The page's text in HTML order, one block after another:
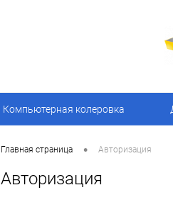
Компьютерная колеровка
Главная страница • Авторизация
Авторизация